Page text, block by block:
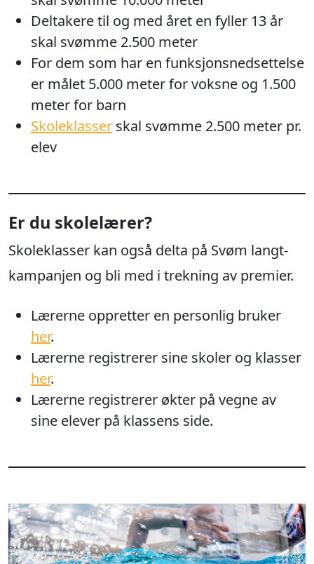
Deltakere til og med året en fyller 13 år
skal svømme 2.500 meter
For dem som har en funksjonsnedsettelse
er målet 5.000 meter for voksne og 1.500
meter for barn
Skoleklasser skal svømme 2.500 meter pr.
elev
Er du skolelærer?
Skoleklasser kan også delta på Svøm langt-
kampanjen og bli med i trekning av premier.
Lærerne oppretter en personlig bruker
her.
Lærerne registrerer sine skoler og klasser
her.
Lærerne registrerer økter på vegne av
sine elever på klassens side.